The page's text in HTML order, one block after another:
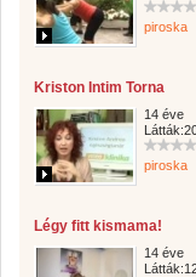
piroska
Kriston Intim Torna
14 éve
piroska
Légy fitt kismama!
14 éve